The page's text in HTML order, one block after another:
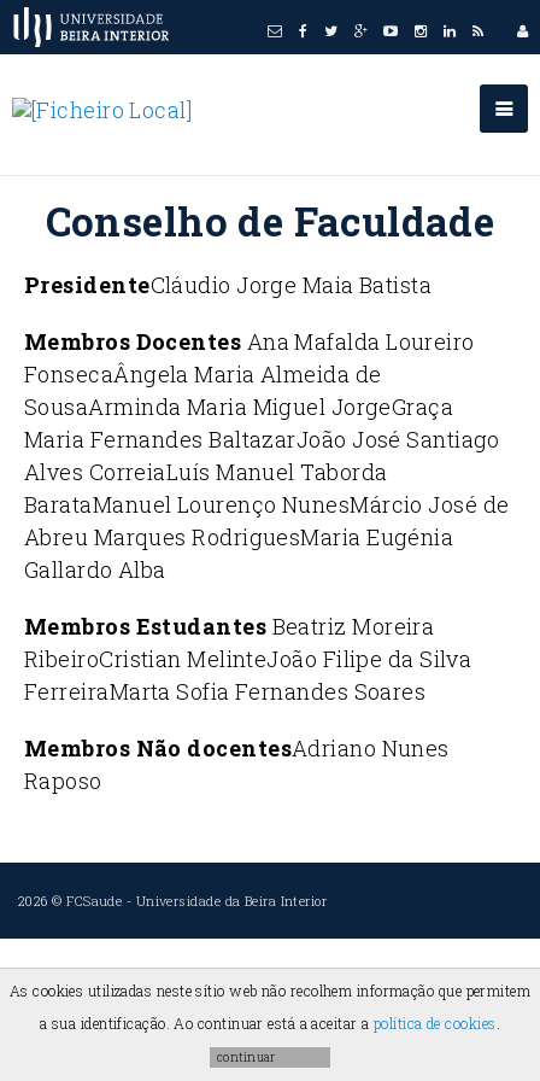
Conselho de Faculdade
PresidenteCláudio Jorge Maia Batista
Membros Docentes Ana Mafalda Loureiro
FonsecaÂngela Maria Almeida de
SousaArminda Maria Miguel JorgeGraça
Maria Fernandes BaltazarJoão José Santiago
Alves CorreiaLuís Manuel Taborda
BarataManuel Lourenço NunesMárcio José de
Abreu Marques RodriguesMaria Eugénia
Gallardo Alba
Membros Estudantes Beatriz Moreira
RibeiroCristian MelinteJoão Filipe da Silva
FerreiraMarta Sofia Fernandes Soares
Membros Não docentesAdriano Nunes
Raposo
As cookies utilizadas neste sítio web não recolhem informação que permitem
a sua identificação. Ao continuar está a aceitar a política de cookies
2026 ©FCSaude - Universidade da Beira Interior